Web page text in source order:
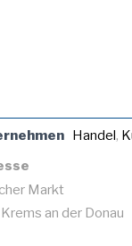
Handel ,
Markt
Krems an der Donau